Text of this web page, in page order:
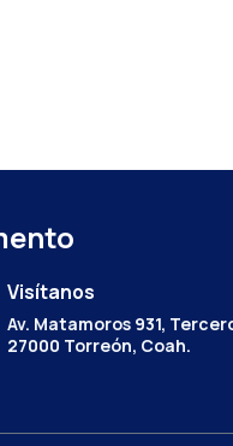
Visítanos
Av. Matamoros 931,
27000 Torreón, Coah.